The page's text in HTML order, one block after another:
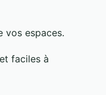
vos espaces.
faciles à